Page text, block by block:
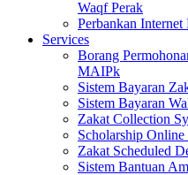
Waqf Perak
Perbankan Internet
Services
Borang
MAIPk
Sistem Bayaran
Sistem Bayaran
Zakat Collection
Scholarship Online
Zakat Scheduled
Sistem Bantuan